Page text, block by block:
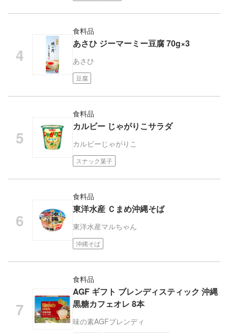
食料品
あさひ ジーマーミー豆腐 70g×3
あさひ
豆腐
食料品
カルビー じゃがりこサラダ
カルビー じゃがりこ
スナック菓子
食料品
東洋水産 Ｃまめ沖縄そば
東洋水産マルちゃん
沖縄そば
食料品
AGF ギフト ブレンディスティック 沖縄
黒糖カフェオレ 8本
味の素AGFブレンディ